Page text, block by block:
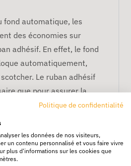
fond automatique, les
des économies sur
adhésif. En effet, le fond
automatiquement,
Le ruban adhésif
que pour assurer la
disposent d’une
pour laquelle ils sont
secteur de l’imprimerie et
Politique de confidentialité
les données de nos visiteurs,
un contenu personnalisé et vous faire vivre
plus d'informations sur les cookies que